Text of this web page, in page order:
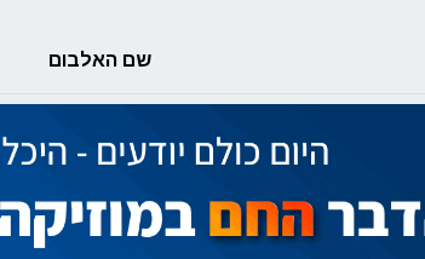
שם האלבום